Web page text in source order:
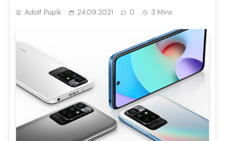
Adolf Pupík 24.09.2021 0 3 Mins